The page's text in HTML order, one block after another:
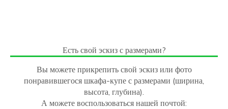
Есть свой эскиз с размерами?
Вы можете прикрепить свой эскиз или фото
понравившегося шкафа-купе с размерами (ширина,
высота, глубина).
А можете воспользоваться нашей почтой: